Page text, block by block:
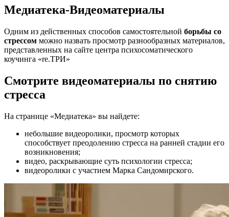
Медиатека-Видеоматериалы
Одним из действенных способов самостоятельной борьбы со
стрессом можно назвать просмотр разнообразных материалов,
представленных на сайте центра психосоматического
коучинга «re.ТРИ»
Смотрите видеоматериалы по снятию
стресса
На странице «Медиатека» вы найдете:
небольшие видеоролики, просмотр которых
способствует преодолению стресса на ранней стадии его
возникновения;
видео, раскрывающие суть психологии стресса;
видеоролики с участием Марка Сандомирского.